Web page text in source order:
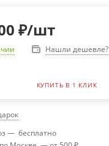
₽/шт
Нашли дешевле?
КУПИТЬ В 1 КЛИК
— бесплатно